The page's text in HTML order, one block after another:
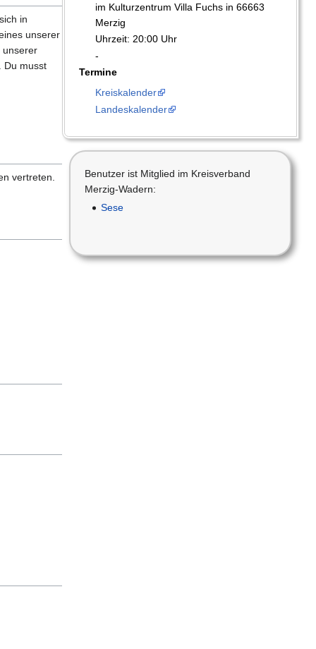
in
unserer
unserer
Du musst
vertreten.
im Kulturzentrum Villa Fuchs in 66663
Merzig
Uhrzeit: 20:00 Uhr
-
Termine
Kreiskalender
Landeskalender
Benutzer ist Mitglied im Kreisverband
Merzig-Wadern:
Sese